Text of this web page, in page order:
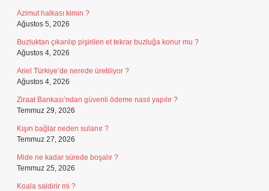
Azimut halkası kimin ?
Ağustos 5, 2026
Buzluktan çıkarılıp pişirilen et tekrar buzluğa konur mu ?
Ağustos 4, 2026
Ariel Türkiye’de nerede üretiliyor ?
Ağustos 4, 2026
Ziraat Bankası’ndan güvenli ödeme nasıl yapılır ?
Temmuz 29, 2026
Kışın bağlar neden sulanır ?
Temmuz 27, 2026
Mide ne kadar sürede boşalır ?
Temmuz 25, 2026
Koala saldirir mi ?